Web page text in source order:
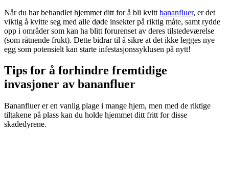
Når du har behandlet hjemmet ditt for å bli kvitt bananfluer, er det
viktig å kvitte seg med alle døde insekter på riktig måte, samt rydde
opp i områder som kan ha blitt forurenset av deres tilstedeværelse
(som råtnende frukt). Dette bidrar til å sikre at det ikke legges nye
egg som potensielt kan starte infestasjonssyklusen på nytt!
Tips for å forhindre fremtidige
invasjoner av bananfluer
Bananfluer er en vanlig plage i mange hjem, men med de riktige
tiltakene på plass kan du holde hjemmet ditt fritt for disse
skadedyrene.